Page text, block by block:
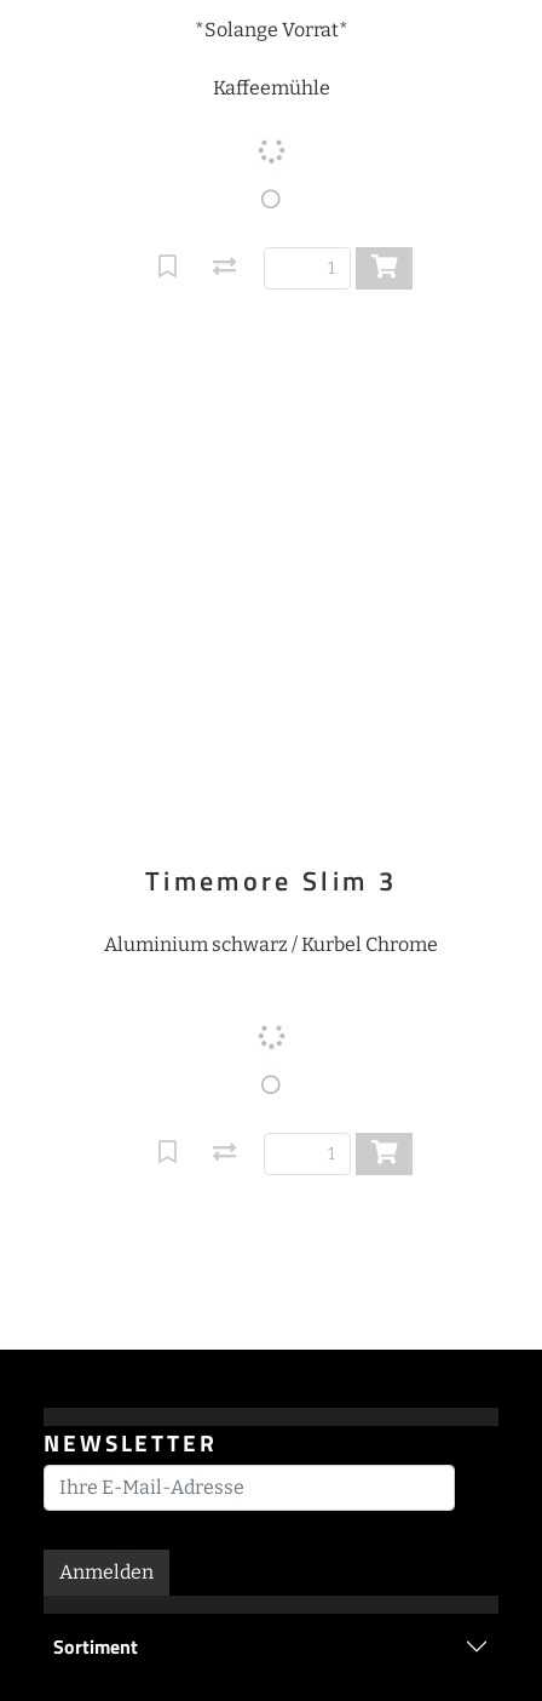
*Solange Vorrat*
Kaffeemühle
Timemore Slim 3
Aluminium schwarz / Kurbel Chrome
NEWSLETTER
Anmelden
Sortiment